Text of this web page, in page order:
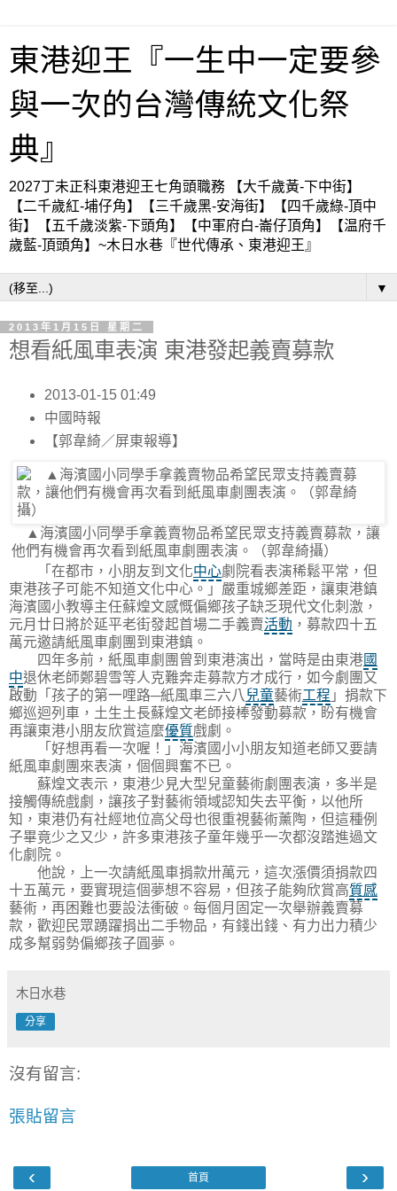
東港迎王『一生中一定要參
與一次的台灣傳統文化祭
典』
2027丁未正科東港迎王七角頭職務 【大千歲黃-下中街】
【二千歲紅-埔仔角】【三千歲黑-安海街】【四千歲綠-頂中
街】【五千歲淡紫-下頭角】【中軍府白-崙仔頂角】【温府千
歲藍-頂頭角】~木日水巷『世代傳承、東港迎王』
▼
2013年1月15日 星期二
想看紙風車表演 東港發起義賣募款
2013-01-15 01:49
中國時報
【郭韋綺／屏東報導】
▲海濱國小同學手拿義賣物品希望民眾支持義賣募款，讓
他們有機會再次看到紙風車劇團表演。（郭韋綺攝）
「在都市，小朋友到文化中心劇院看表演稀鬆平常，但
東港孩子可能不知道文化中心。」嚴重城鄉差距，讓東港鎮
海濱國小教導主任蘇煌文感慨偏鄉孩子缺乏現代文化刺激，
元月廿日將於延平老街發起首場二手義賣活動 ，募款四十五
萬元邀請紙風車劇團到東港鎮。
四年多前，紙風車劇團曾到東港演出，當時是由東港國
中退休老師鄭碧雪等人克難奔走募款方才成行，如今劇團又
啟動「孩子的第一哩路─紙風車三六八 兒童藝術工程 」捐款下
鄉巡迴列車，土生土長蘇煌文老師接棒發動募款，盼有機會
再讓東港小朋友欣賞這麼優質戲劇。
「好想再看一次喔！」海濱國小小朋友知道老師又要請
紙風車劇團來表演，個個興奮不已。
蘇煌文表示，東港少見大型兒童藝術劇團表演，多半是
接觸傳統戲劇，讓孩子對藝術領域認知失去平衡，以他所
知，東港仍有社經地位高父母也很重視藝術薰陶，但這種例
子畢竟少之又少，許多東港孩子童年幾乎一次都沒踏進過文
化劇院。
他說，上一次請紙風車捐款卅萬元，這次漲價須捐款四
十五萬元，要實現這個夢想不容易，但孩子能夠欣賞高質感
藝術，再困難也要設法衝破。每個月固定一次舉辦義賣募
款，歡迎民眾踴躍捐出二手物品，有錢出錢、有力出力積少
成多幫弱勢偏鄉孩子圓夢。
木日水巷
分享
沒有留言:
張貼留言
‹ ›
首頁